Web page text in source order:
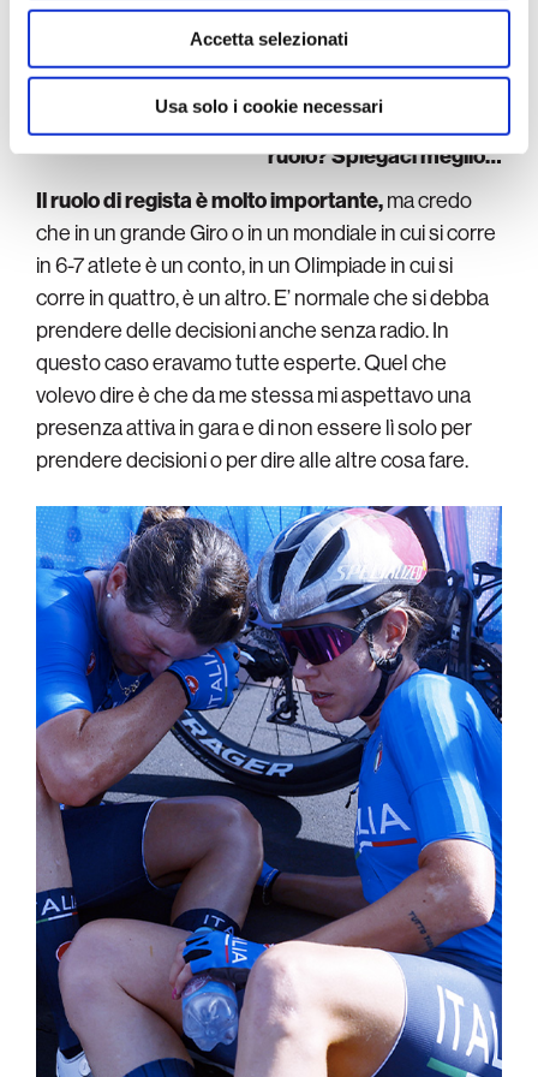
con altre informazioni che ha fornito loro o che hanno
raccolto dal suo utilizzo dei loro servizi.
Accetta selezionati
Usa solo i cookie necessari
Anche per questo quando ti hanno chiesto del
ruolo? Spiegaci meglio…
Il ruolo di regista è molto importante,ma credo
che in un grande Giro o in un mondiale in cui si corre
in 6-7 atlete è un conto, in un Olimpiade in cui si
corre in quattro, è un altro. E’ normale che si debba
prendere delle decisioni anche senza radio. In
questo caso eravamo tutte esperte. Quel che
volevo dire è che da me stessa mi aspettavo una
presenza attiva in gara e di non essere lì solo per
prendere decisioni o per dire alle altre cosa fare.